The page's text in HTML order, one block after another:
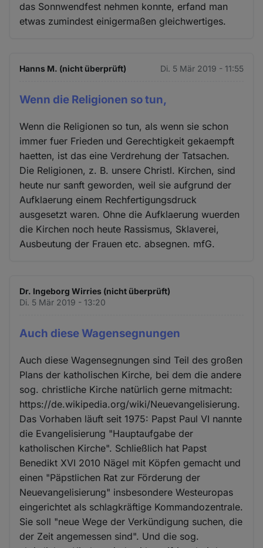
das Sonnwendfest nehmen konnte, erfand man
etwas zumindest einigermaßen gleichwertiges.
Hanns M. (nicht überprüft) Di. 5 Mär 2019 - 11:55
Wenn die Religionen so tun,
Wenn die Religionen so tun, als wenn sie schon
immer fuer Frieden und Gerechtigkeit gekaempft
haetten, ist das eine Verdrehung der Tatsachen.
Die Religionen, z. B. unsere Christl. Kirchen, sind
heute nur sanft geworden, weil sie aufgrund der
Aufklaerung einem Rechfertigungsdruck
ausgesetzt waren. Ohne die Aufklaerung wuerden
die Kirchen noch heute Rassismus, Sklaverei,
Ausbeutung der Frauen etc. absegnen. mfG.
Dr. Ingeborg Wirries (nicht überprüft)
Di. 5 Mär 2019 - 13:20
Auch diese Wagensegnungen
Auch diese Wagensegnungen sind Teil des großen
Plans der katholischen Kirche, bei dem die andere
sog. christliche Kirche natürlich gerne mitmacht:
https://de.wikipedia.org/wiki/Neuevangelisierung.
Das Vorhaben läuft seit 1975: Papst Paul VI nannte
die Evangelisierung "Hauptaufgabe der
katholischen Kirche". Schließlich hat Papst
Benedikt XVI 2010 Nägel mit Köpfen gemacht und
einen "Päpstlichen Rat zur Förderung der
Neuevangelisierung" insbesondere Westeuropas
eingerichtet als schlagkräftige Kommandozentrale.
Sie soll "neue Wege der Verkündigung suchen, die
der Zeit angemessen sind". Und die sog.